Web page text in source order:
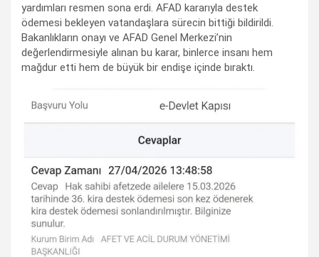
yardımları resmen sona erdi. AFAD kararıyla destek
ödemesi bekleyen vatandaşlara sürecin bittiği bildirildi.
Bakanlıkların onayı ve AFAD Genel Merkezi’nin
değerlendirmesiyle alınan bu karar, binlerce insanı hem
mağdur etti hem de büyük bir endişe içinde bıraktı.